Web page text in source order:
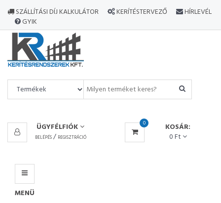
SZÁLLÍTÁSI DÍJ KALKULÁTOR KERÍTÉSTERVEZŐ
HÍRLEVÉL
GYIK
ÜGYFÉLFIÓK
BELÉPÉS/ REGISZTRÁCIÓ
0
KOSÁR:
0 Ft
MENÜ
MINDEN
TERMÉK
MENÜ